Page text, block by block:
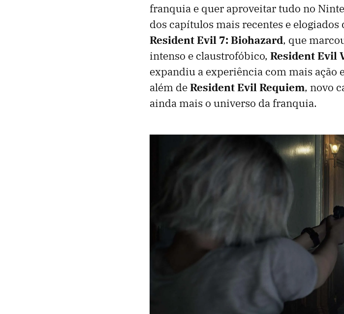
franquia e quer aproveitar tudo no
dos capítulos mais recentes e
Resident Evil 7: Biohazard, que
intenso e claustrofóbico, Resident Evil
expandiu a experiência com mais ação
além deResident Evil Requiem, novo
ainda mais o universo da franquia.